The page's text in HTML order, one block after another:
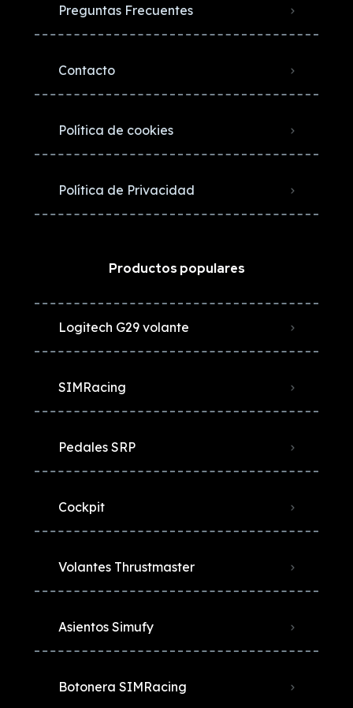
Preguntas Frecuentes
Contacto
Política de cookies
Política de Privacidad
Productos populares
Logitech G29 volante
SIMRacing
Pedales SRP
Cockpit
Volantes Thrustmaster
Asientos Simufy
Botonera SIMRacing